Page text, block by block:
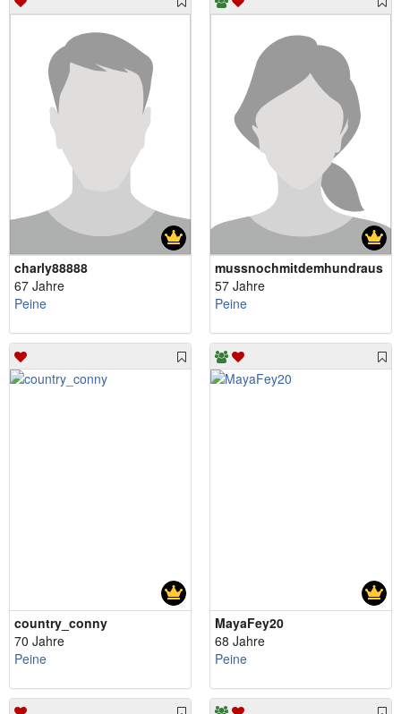
charly88888
67 Jahre
Peine
mussnochmitdemhundraus
57 Jahre
Peine
country_conny
70 Jahre
Peine
MayaFey20
68 Jahre
Peine